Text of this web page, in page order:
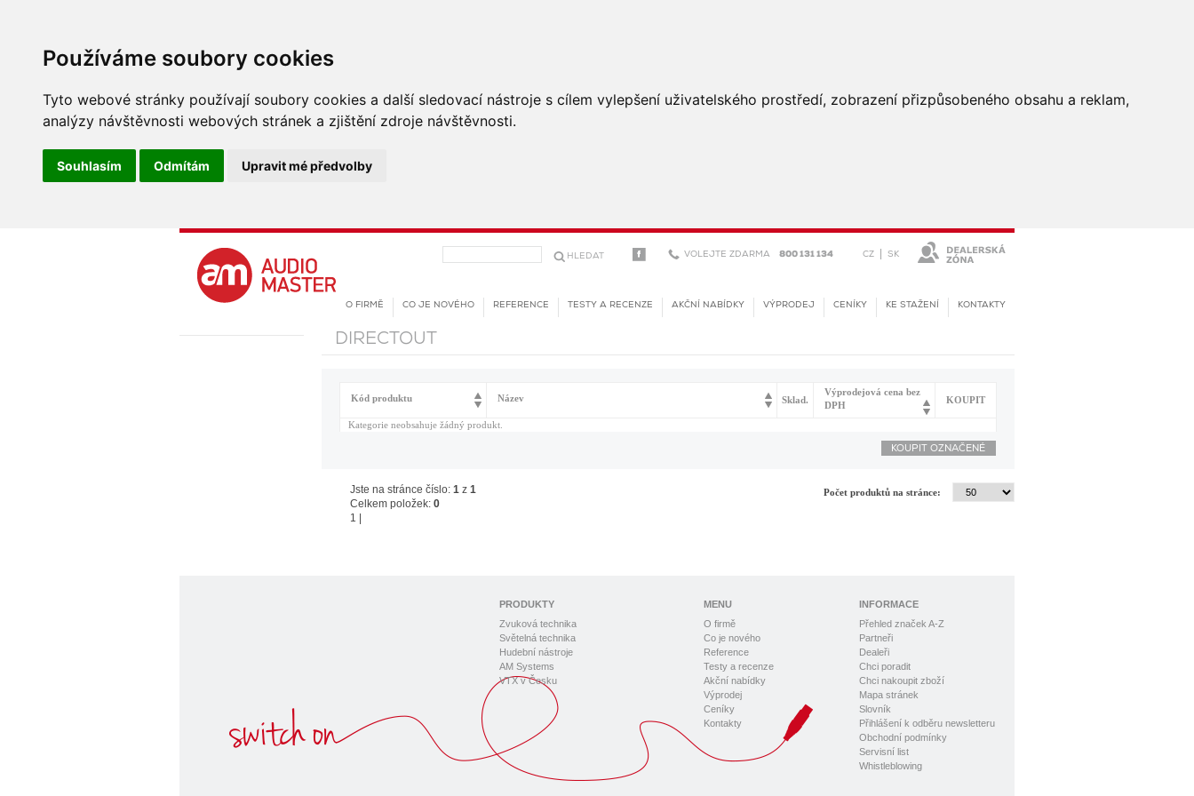
Používáme soubory cookies
Tyto webové stránky používají soubory cookies a další sledovací nástroje s cílem vylepšení uživatelského prostředí, zobrazení přizpůsobeného obsahu a reklam,
analýzy návštěvnosti webových stránek a zjištění zdroje návštěvnosti.
Souhlasím Odmítám Upravit mé předvolby
VOLEJTE ZDARMA 800 131 134 CZ SK
DIRECTOUT
Kód produktu Název Sklad.
Výprodejová cena bez
DPH
KOUPIT
Kategorie neobsahuje žádný produkt.
Počet produktů na stránce:
Jste na stránce číslo: 1 z 1
Celkem položek: 0
1
KONTAKTY
KE STAŽENÍ
CENÍKY
VÝPRODEJ
AKČNÍ NABÍDKY
TESTY A RECENZE
REFERENCE
CO JE NOVÉHO
O FIRMĚ
PRODUKTY
Zvuková technika
Světelná technika
Hudební nástroje
AM Systems
VTX v Česku
MENU
O firmě
Co je nového
Reference
Testy a recenze
Akční nabídky
Výprodej
Ceníky
Kontakty
INFORMACE
Přehled značek A-Z
Partneři
Dealeři
Chci poradit
Chci nakoupit zboží
Mapa stránek
Slovník
Přihlášení k odběru newsletteru
Obchodní podmínky
Servisní list
Whistleblowing